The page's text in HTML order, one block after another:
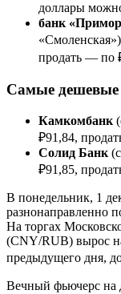
доллары
банк
продать — по
Самые дешевые
Камкомбанк
₽91,84,
Солид Банк
₽91,85,
В понедельник, 1
разнонаправленно
На торгах
(CNY/RUB) вырос
предыдущего дня,
Вечный фьючерс